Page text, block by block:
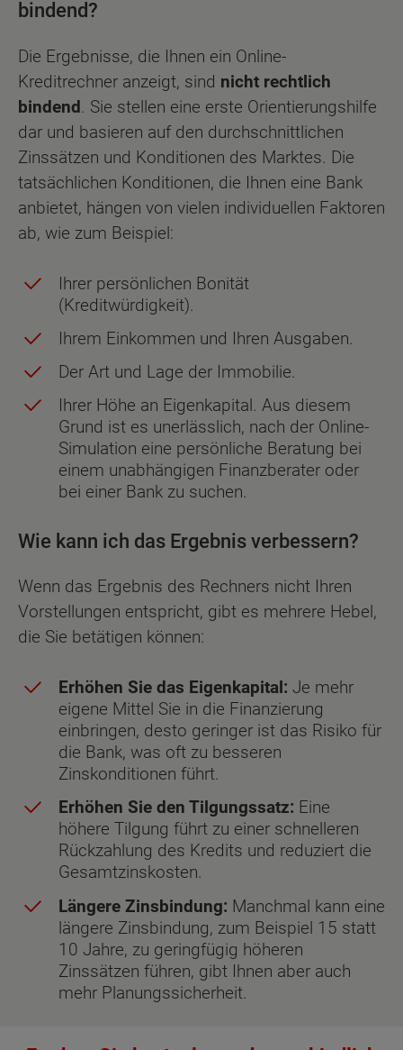
bindend?
Die Ergebnisse, die Ihnen ein Online-
Kreditrechner anzeigt, sind nicht rechtlich
bindend. Sie stellen eine erste Orientierungshilfe
dar und basieren auf den durchschnittlichen
Zinssätzen und Konditionen des Marktes. Die
tatsächlichen Konditionen, die Ihnen eine Bank
anbietet, hängen von vielen individuellen Faktoren
ab, wie zum Beispiel:
Ihrer persönlichen Bonität
(Kreditwürdigkeit).
Ihrem Einkommen und Ihren Ausgaben.
Der Art und Lage der Immobilie.
Ihrer Höhe an Eigenkapital. Aus diesem
Grund ist es unerlässlich, nach der Online-
Simulation eine persönliche Beratung bei
einem unabhängigen Finanzberater oder
bei einer Bank zu suchen.
Wie kann ich das Ergebnis verbessern?
Wenn das Ergebnis des Rechners nicht Ihren
Vorstellungen entspricht, gibt es mehrere Hebel,
die Sie betätigen können:
Erhöhen Sie das Eigenkapital: Je mehr
eigene Mittel Sie in die Finanzierung
einbringen, desto geringer ist das Risiko für
die Bank, was oft zu besseren
Zinskonditionen führt.
Erhöhen Sie den Tilgungssatz: Eine
höhere Tilgung führt zu einer schnelleren
Rückzahlung des Kredits und reduziert die
Gesamtzinskosten.
Längere Zinsbindung: Manchmal kann eine
längere Zinsbindung, zum Beispiel 15 statt
10 Jahre, zu geringfügig höheren
Zinssätzen führen, gibt Ihnen aber auch
mehr Planungssicherheit.